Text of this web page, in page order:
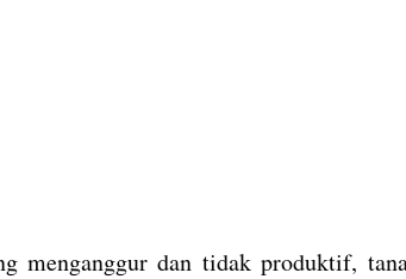
menganggur dan tidak produktif,